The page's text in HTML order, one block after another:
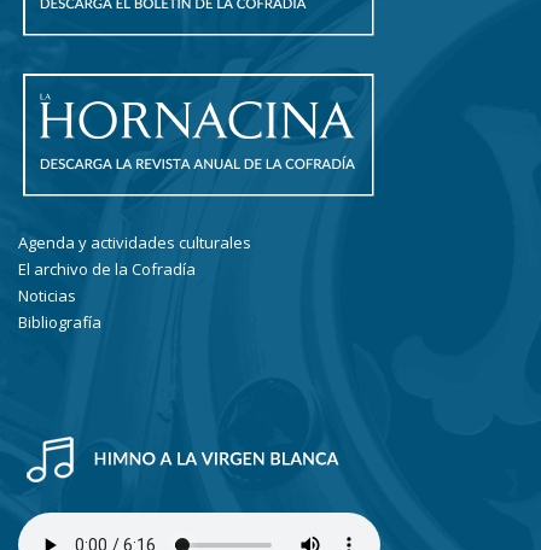
Agenda y actividades culturales
El archivo de la Cofradía
Noticias
Bibliografía